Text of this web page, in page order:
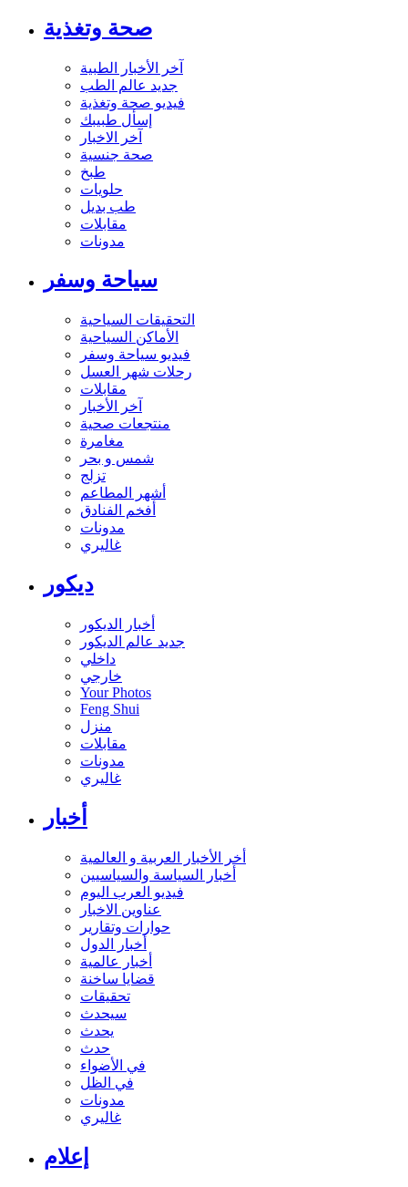
صحة وتغذية
آخر الأخبار الطبية
جديد عالم الطب
فيديو صحة وتغذية
إسأل طبيبك
آخر الاخبار
صحة جنسية
طبخ
حلويات
طب بديل
مقابلات
مدونات
سياحة وسفر
التحقيقات السياحية
الأماكن السياحية
فيديو سياحة وسفر
رحلات شهر العسل
مقابلات
آخر الأخبار
منتجعات صحية
مغامرة
شمس و بحر
تزلج
أشهر المطاعم
أفخم الفنادق
مدونات
غاليري
ديكور
أخبار الديكور
جديد عالم الديكور
داخلي
خارجي
Your Photos
Feng Shui
منزل
مقابلات
مدونات
غاليري
أخبار
أخر الأخبار العربية و العالمية
أخبار السياسة والسياسيين
فيديو العرب اليوم
عناوين الاخبار
حوارات وتقارير
أخبار الدول
أخبار عالمية
قضايا ساخنة
تحقيقات
سيحدث
يحدث
حدث
في الأضواء
في الظل
مدونات
غاليري
إعلام